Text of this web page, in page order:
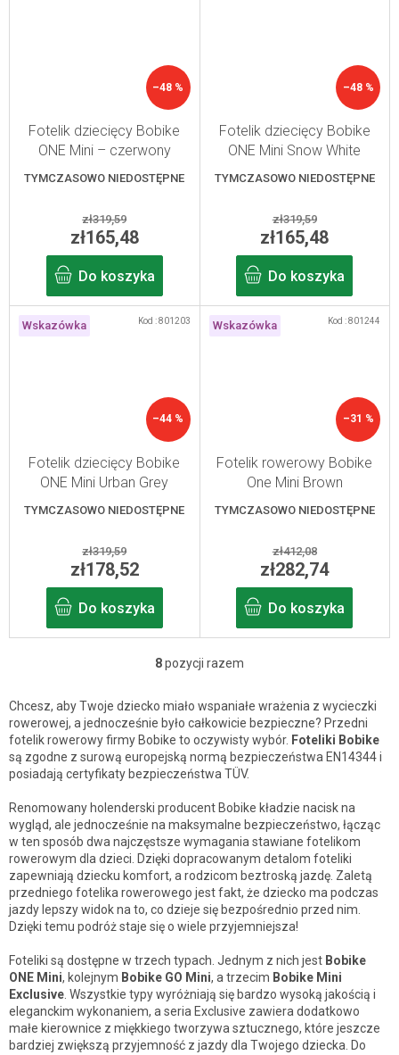
–48 %
Fotelik dziecięcy Bobike
ONE Mini – czerwony
truskawkowy
TYMCZASOWO NIEDOSTĘPNE
zł319,59
zł165,48
Do koszyka
–48 %
Fotelik dziecięcy Bobike
ONE Mini Snow White
TYMCZASOWO NIEDOSTĘPNE
zł319,59
zł165,48
Do koszyka
Wskazówka
–44 %
Fotelik dziecięcy Bobike
ONE Mini Urban Grey
TYMCZASOWO NIEDOSTĘPNE
zł319,59
zł178,52
Do koszyka
Kod :801203 Wskazówka
–31 %
Fotelik rowerowy Bobike
One Mini Brown
TYMCZASOWO NIEDOSTĘPNE
zł412,08
zł282,74
Do koszyka
Kod :801244
K
o
n
t
r
o
l
k
i
l
i
s
t
y
8pozycji razem
Chcesz, aby Twoje dziecko miało wspaniałe wrażenia z wycieczki
rowerowej, a jednocześnie było całkowicie bezpieczne? Przedni
fotelik rowerowy firmy Bobike to oczywisty wybór. Foteliki Bobike
są zgodne z surową europejską normą bezpieczeństwa EN14344 i
posiadają certyfikaty bezpieczeństwa TÜV.
Renomowany holenderski producent Bobike kładzie nacisk na
wygląd, ale jednocześnie na maksymalne bezpieczeństwo, łącząc
w ten sposób dwa najczęstsze wymagania stawiane fotelikom
rowerowym dla dzieci. Dzięki dopracowanym detalom foteliki
zapewniają dziecku komfort, a rodzicom beztroską jazdę. Zaletą
przedniego fotelika rowerowego jest fakt, że dziecko ma podczas
jazdy lepszy widok na to, co dzieje się bezpośrednio przed nim.
Dzięki temu podróż staje się o wiele przyjemniejsza!
Foteliki są dostępne w trzech typach. Jednym z nich jest Bobike
ONE Mini, kolejnym Bobike GO Mini, a trzecim Bobike Mini
Exclusive . Wszystkie typy wyróżniają się bardzo wysoką jakością i
eleganckim wykonaniem, a seria Exclusive zawiera dodatkowo
małe kierownice z miękkiego tworzywa sztucznego, które jeszcze
bardziej zwiększą przyjemność z jazdy dla Twojego dziecka. Do